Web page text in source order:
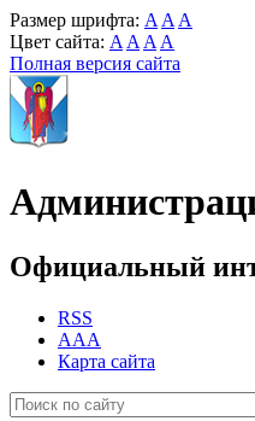
Размер шрифта: A A A
Цвет сайта: A A A A
Полная версия сайта
Официальный
RSS
AAA
Карта сайта